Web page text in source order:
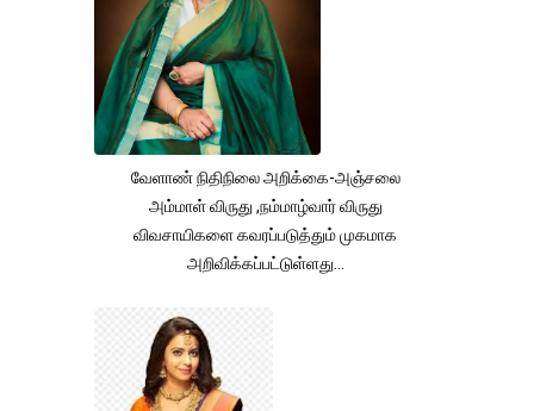
வேளாண் நிதிநிலை அறிக்கை-அஞ்சலை
அம்மாள் விருது ,நம்மாழ்வார் விருது
விவசாயிகளை கவரப்படுத்தும் முகமாக
அறிவிக்கப்பட்டுள்ளது...